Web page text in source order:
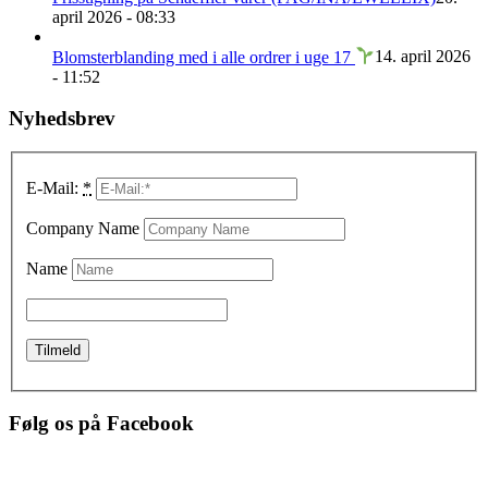
april 2026 - 08:33
Blomsterblanding med i alle ordrer i uge 17
14. april 2026
- 11:52
Nyhedsbrev
E-Mail: *
Company Name
Name
Følg os på Facebook